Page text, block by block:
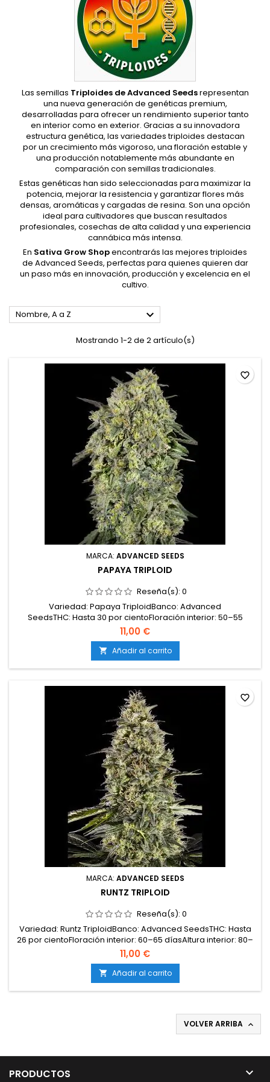
Las semillas Triploides de Advanced Seedsrepresentan
una nueva generación de genéticas premium,
desarrolladas para ofrecer un rendimiento superior tanto
en interior como en exterior. Gracias a su innovadora
estructura genética, las variedades triploides destacan
por un crecimiento más vigoroso, una floración estable y
una producción notablemente más abundante en
comparación con semillas tradicionales.
Estas genéticas han sido seleccionadas para maximizar la
potencia, mejorar la resistencia y garantizar flores más
densas, aromáticas y cargadas de resina. Son una opción
ideal para cultivadores que buscan resultados
profesionales, cosechas de alta calidad y una experiencia
cannábica más intensa.
En Sativa Grow Shopencontrarás las mejores triploides
de Advanced Seeds, perfectas para quienes quieren dar
un paso más en innovación, producción y excelencia en el
cultivo.
Nombre, A a Z 
Mostrando 1-2 de 2 artículo(s)
MARCA: ADVANCED SEEDS
PAPAYA TRIPLOID
Reseña(s): 0
Variedad: Papaya TriploidBanco: Advanced
SeedsTHC: Hasta 30 por cientoFloración interior: 50–55
díasAltura interior: 70–90 cmProducción interior: 500–550 g
por m²Altura exterior: 1,6–2,0 mCosecha exterior: 1–10 de
octubreAdecuada para: interior y exteriorNivel de
dificultad: Fácil – moderado
11,00 €
 Añadir al carrito
favorite_border
MARCA: ADVANCED SEEDS
RUNTZ TRIPLOID
Reseña(s): 0
Variedad: Runtz TriploidBanco: Advanced SeedsTHC: Hasta
26 por cientoFloración interior: 60–65 díasAltura interior: 80–
100 cmProducción interior: 550–600 g por m²Altura
exterior: 2–2,3 mTemporada exterior: Abril –
noviembreAdecuada para: interior y exteriorNivel de
dificultad: Fácil – moderado
11,00 €
 Añadir al carrito
favorite_border
VOLVER ARRIBA 
PRODUCTOS 